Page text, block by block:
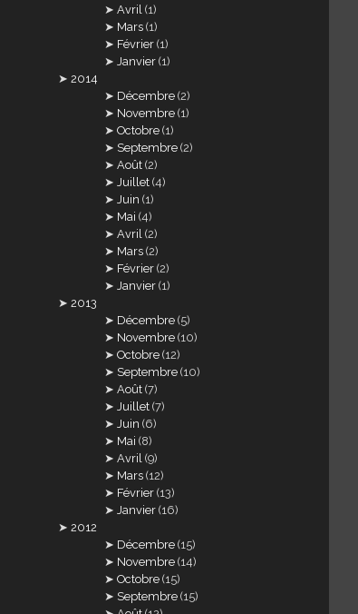
Avril (1)
Mars (1)
Février (1)
Janvier (1)
2014
Décembre (2)
Novembre (1)
Octobre (1)
Septembre (2)
Août (2)
Juillet (4)
Juin (1)
Mai (4)
Avril (2)
Mars (2)
Février (2)
Janvier (1)
2013
Décembre (5)
Novembre (10)
Octobre (12)
Septembre (10)
Août (7)
Juillet (7)
Juin (6)
Mai (8)
Avril (9)
Mars (12)
Février (13)
Janvier (16)
2012
Décembre (15)
Novembre (14)
Octobre (15)
Septembre (15)